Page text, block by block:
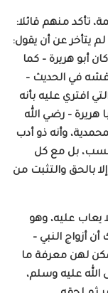
تأكد منهم قائلا:
يتأخر عن أن يقول:
أبو هريرة – كما
في الحديث –
افتري عليه بأنه
هريرة – رضي الله
وأنه ذو أدب
بل مع كل
بالحق والتثبت من
يعاب عليه، وهو
أزواج النبي –
لهن معرفة ما
الله عليه وسلم،